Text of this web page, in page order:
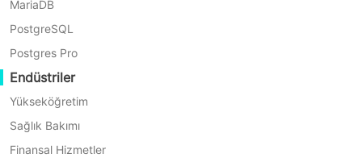
MariaDB
PostgreSQL
Postgres Pro
Endüstriler
Yükseköğretim
Sağlık Bakımı
Finansal Hizmetler
Yedeklemesinin Temel